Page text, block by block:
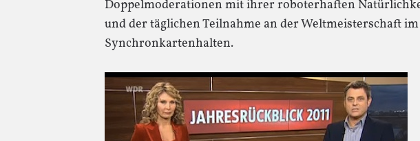
Doppelmoderationen mit ihrer roboterhaften
und der täglichen Teilnahme an der Weltmeisterschaft im
Synchronkartenhalten.